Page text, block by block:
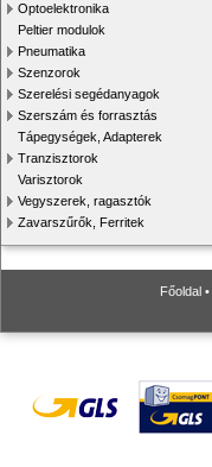
Optoelektronika
Peltier modulok
Pneumatika
Szenzorok
Szerelési segédanyagok
Szerszám és forrasztás
Tápegységek, Adapterek
Tranzisztorok
Varisztorok
Vegyszerek, ragasztók
Zavarszűrők, Ferritek
Főoldal •